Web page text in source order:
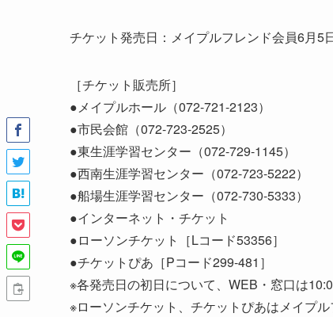
チケット発売日：メイプルフレンド会員6月5
［チケット販売所］
●メイプルホール（072-721-2123）
●市民会館（072-723-2525）
●東生涯学習センター（072-729-1145）
●西南生涯学習センター（072-723-5222）
●船場生涯学習センター（072-730-5333）
●インターネット・チケット
●ローソンチケット［Lコード53356］
●チケットぴあ［Pコード299-481］
※各発売日の初日について、WEB・窓口は
※ローソンチケット、チケットぴあはメイプ